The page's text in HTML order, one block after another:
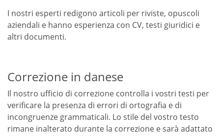
I nostri esperti redigono articoli per riviste, opuscoli
aziendali e hanno esperienza con CV, testi giuridici e
altri documenti.
Correzione in danese
Il nostro ufficio di correzione controlla i vostri testi per
verificare la presenza di errori di ortografia e di
incongruenze grammaticali. Lo stile del vostro testo
rimane inalterato durante la correzione e sarà adattato